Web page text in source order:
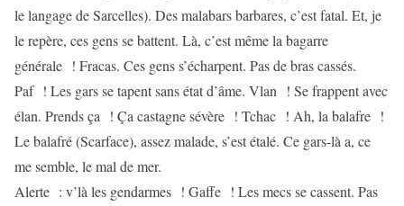
le langage de Sarcelles). Des malabars barbares, c’est fatal. Et, je
le repère, ces gens se battent. Là, c’est même la bagarre
générale ! Fracas. Ces gens s’écharpent. Pas de bras cassés.
Paf ! Les gars se tapent sans état d’âme. Vlan ! Se frappent avec
élan. Prends ça ! Ça castagne sévère ! Tchac ! Ah, la balafre !
Le balafré (Scarface), assez malade, s’est étalé. Ce gars-là a, ce
me semble, le mal de mer.
Alerte : v’là les gendarmes ! Gaffe ! Les mecs se cassent. Pas